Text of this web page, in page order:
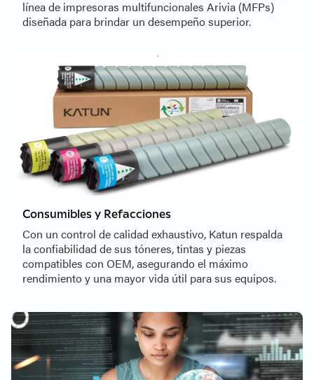
línea de impresoras multifuncionales Arivia (MFPs)
diseñada para brindar un desempeño superior.
Consumibles y Refacciones
Con un control de calidad exhaustivo, Katun respalda
la confiabilidad de sus tóneres, tintas y piezas
compatibles con OEM, asegurando el máximo
rendimiento y una mayor vida útil para sus equipos.